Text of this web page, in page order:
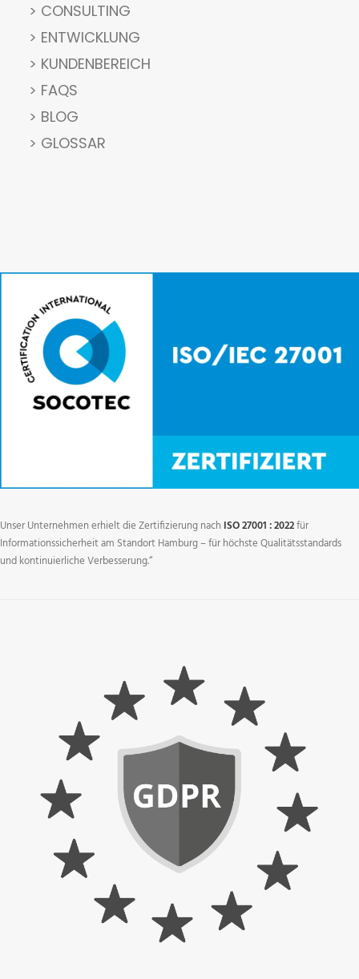
> CONSULTING
> ENTWICKLUNG
> KUNDENBEREICH
> FAQS
> BLOG
> GLOSSAR
Unser Unternehmen erhielt die Zertifizierung nach ISO 27001 : 2022für
Informationssicherheit am Standort Hamburg – für höchste Qualitätsstandards
und kontinuierliche Verbesserung.“